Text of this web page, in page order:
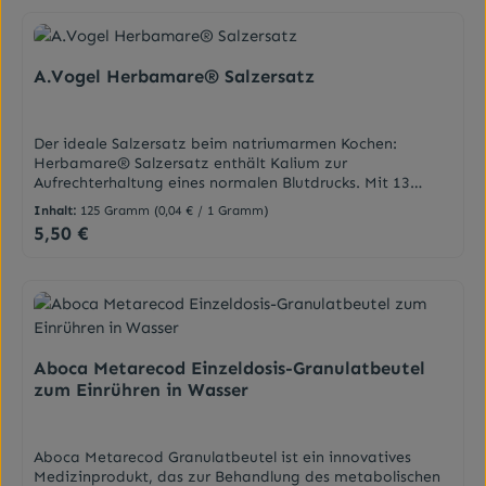
Birkenblätter, Schafgarbe, Melisse, Brennessel,
A.Vogel Herbamare® Salzersatz
Der ideale Salzersatz beim natriumarmen Kochen:
Herbamare® Salzersatz enthält Kalium zur
Aufrechterhaltung eines normalen Blutdrucks. Mit 13
erntefrischen Bio-Kräutern und Gemüsen, vegan und
glutenfrei. Würzen ohne Reue.Herbamare® Salzersatzz*,
eine Mischung aus erntefrischen, biologisch angebauten
Verwenden Sie Herbamare Blutdrucksalz zum Würzen von
Gemüse, Fleisch, Fisch, Sossen, Salaten, Reis, Eiern, etc.
*Kalium trägt zur Aufrechterhaltung eines normalen
Blutdrucks bei.EigenschaftenFür Gemüse, Fleisch, Fisch,
Sossen, Salaten, Reis, Eiern, etc.Salzersatz mit Kalium –
trägt zur Aufrechterhaltung eines normalen Blutdrucks
Bio Gemüse & Bio Kräuter Laktosefrei, glutenfrei Ohne
Zusatzstoffe VeganDarreichungsformSalzAnwendungWic
Inhalt: 125 Gramm (0,04 € / 1 Gramm)
Regulärer Preis:
5,50 €
Aboca Metarecod Einzeldosis-Granulatbeutel
zum Einrühren in Wasser
Aboca Metarecod Granulatbeutel ist ein innovatives
Medizinprodukt, das zur Behandlung des metabolischen